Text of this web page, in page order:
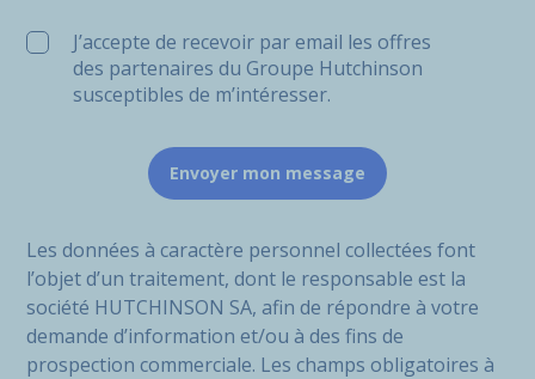
J’accepte de recevoir par email les offres
des partenaires du Groupe Hutchinson
susceptibles de m’intéresser.
Les données à caractère personnel collectées font
l’objet d’un traitement, dont le responsable est la
société HUTCHINSON SA, afin de répondre à votre
demande d’information et/ou à des fins de
prospection commerciale. Les champs obligatoires à